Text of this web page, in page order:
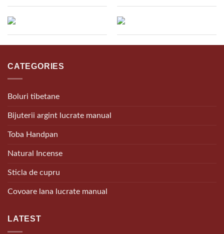
CATEGORIES
Boluri tibetane
Bijuterii argint lucrate manual
Toba Handpan
Natural Incense
Sticla de cupru
Covoare lana lucrate manual
LATEST